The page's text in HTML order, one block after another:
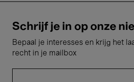
Schrijf je in op onze
Bepaal je interesses en krijg het
recht in je mailbox